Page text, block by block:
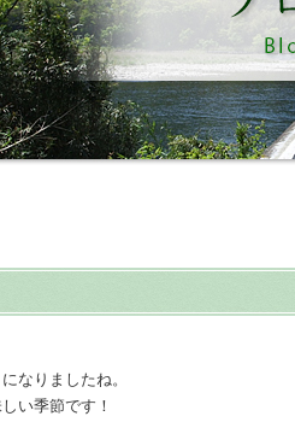
なりましたね。
い季節です！